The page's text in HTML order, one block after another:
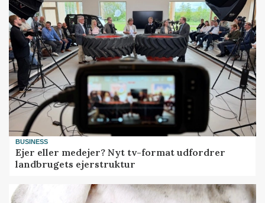
BUSINESS
Ejer eller medejer? Nyt tv-format udfordrer
landbrugets ejerstruktur